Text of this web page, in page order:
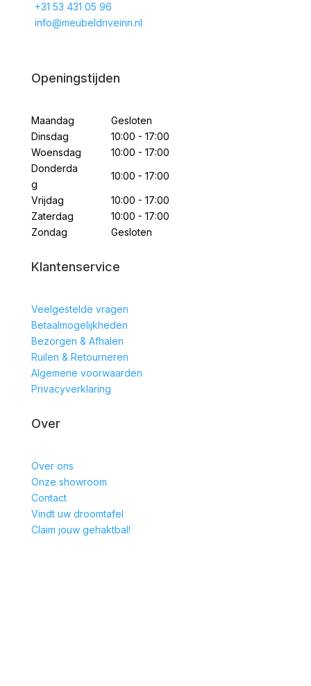
+31 53 431 05 96
info@meubeldriveinn.nl
Openingstijden
Maandag
Gesloten
Dinsdag
10:00 - 17:00
Woensdag
10:00 - 17:00
Donderda
g
10:00 - 17:00
Vrijdag
10:00 - 17:00
Zaterdag
10:00 - 17:00
Zondag
Gesloten
Klantenservice
Veelgestelde vragen
Betaalmogelijkheden
Bezorgen & Afhalen
Ruilen & Retourneren
Algemene voorwaarden
Privacyverklaring
Over
Over ons
Onze showroom
Contact
Vindt uw droomtafel
Claim jouw gehaktbal!